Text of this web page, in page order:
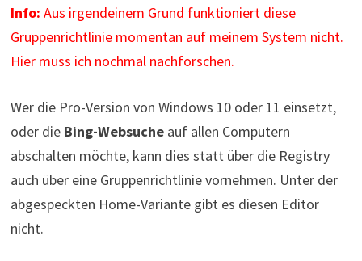
Info: Aus irgendeinem Grund funktioniert diese
Gruppenrichtlinie momentan auf meinem System nicht.
Hier muss ich nochmal nachforschen.
Wer die Pro-Version von Windows 10 oder 11 einsetzt,
oder die Bing-Websucheauf allen Computern
abschalten möchte, kann dies statt über die Registry
auch über eine Gruppenrichtlinie vornehmen. Unter der
abgespeckten Home-Variante gibt es diesen Editor
nicht.